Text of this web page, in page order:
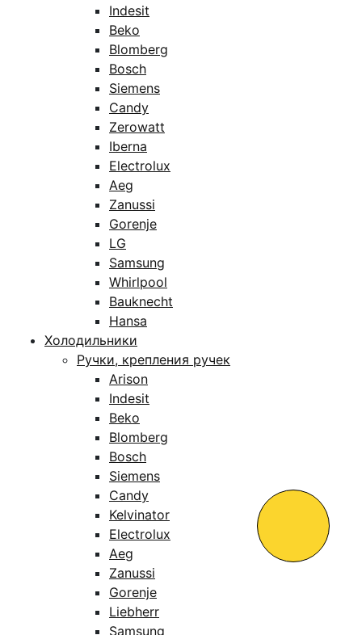
Indesit
Beko
Blomberg
Bosch
Siemens
Candy
Zerowatt
Iberna
Electrolux
Aeg
Zanussi
Gorenje
LG
Samsung
Whirlpool
Bauknecht
Hansa
Холодильники
Ручки, крепления ручек
Arison
Indesit
Beko
Blomberg
Bosch
Siemens
Candy
Kelvinator
Electrolux
Aeg
Zanussi
Gorenje
Liebherr
Samsung